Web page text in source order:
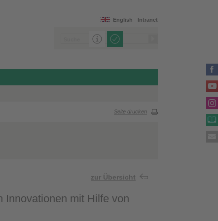
Intranet
English
Seite drucken
zur Übersicht
Innovationen mit Hilfe von